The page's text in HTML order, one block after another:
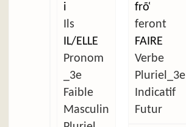
i
Ils
IL/ELLE
Pronom
_3e
Faible
Masculin
frõ̜
feront
FAIRE
Verbe
Pluriel_3e
Indicatif
Futur